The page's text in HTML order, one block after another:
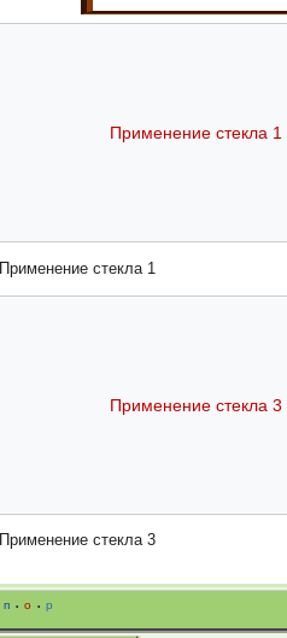
Применение стекла 1
Применение стекла 1
Применение стекла 3
Применение стекла 3
п • о • р